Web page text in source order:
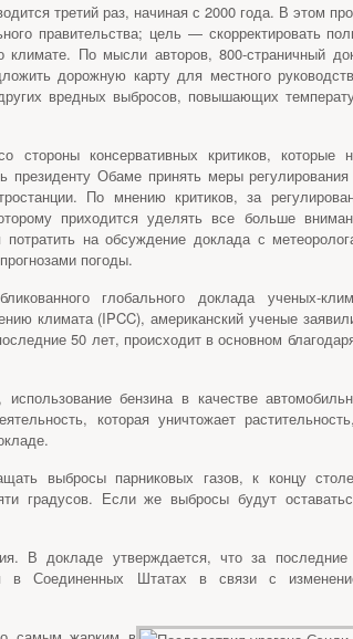
третий раз, начиная с 2000 года. В этом
правительства; цель — скорректировать
климате. По мысли авторов, 800-страничный
дорожную карту для местного
вредных выбросов, повышающих
стороны консервативных критиков, которые
президенту Обаме принять меры
По мнению критиков, за
приходится уделять все больше
на обсуждение доклада с
погоды.
глобального доклада ученых-
климата (IPCC), американский ученые
50 лет, происходит в основном
бензина в качестве
которая уничтожает
выбросы парниковых газов, к концу
градусов. Если же выбросы будут
В докладе утверждается, что за последние
в Соединенных Штатах в связи с